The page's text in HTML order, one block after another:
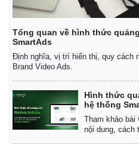
Tổng quan về hình thức
SmartAds
Định nghĩa, vị trí hiển thị, quy cách
Brand Video Ads.
Hình thức
hệ thống
Tham khảo
nội dung, cách